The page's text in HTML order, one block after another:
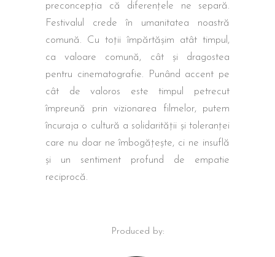
preconcepția că diferențele ne separă.
Festivalul crede în umanitatea noastră
comună. Cu toții împărtășim atât timpul,
ca valoare comună, cât și dragostea
pentru cinematografie. Punând accent pe
cât de valoros este timpul petrecut
împreună prin vizionarea filmelor, putem
încuraja o cultură a solidarității și toleranței
care nu doar ne îmbogățește, ci ne insuflă
și un sentiment profund de empatie
reciprocă.
Produced by: